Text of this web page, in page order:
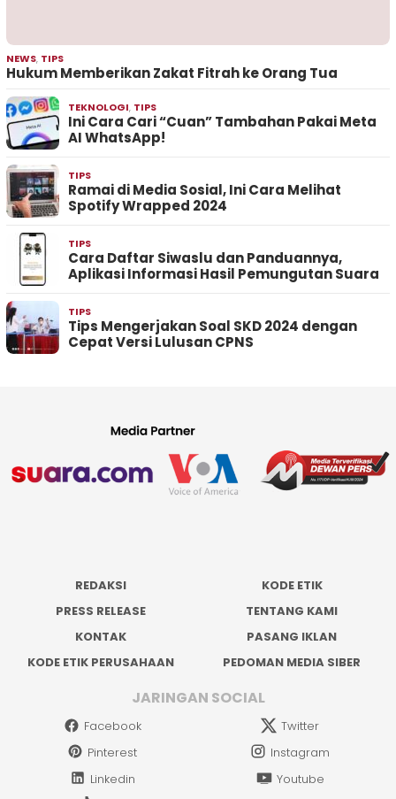
NEWS, TIPS
Hukum Memberikan Zakat Fitrah ke Orang Tua
TEKNOLOGI, TIPS
Ini Cara Cari “Cuan” Tambahan Pakai Meta
AI WhatsApp!
TIPS
Ramai di Media Sosial, Ini Cara Melihat
Spotify Wrapped 2024
TIPS
Cara Daftar Siwaslu dan Panduannya,
Aplikasi Informasi Hasil Pemungutan Suara
TIPS
Tips Mengerjakan Soal SKD 2024 dengan
Cepat Versi Lulusan CPNS
REDAKSI
KODE ETIK
PRESS RELEASE
TENTANG KAMI
KONTAK
PASANG IKLAN
KODE ETIK PERUSAHAAN
PEDOMAN MEDIA SIBER
JARINGAN SOCIAL
Facebook
Twitter
Pinterest
Instagram
Linkedin
Youtube